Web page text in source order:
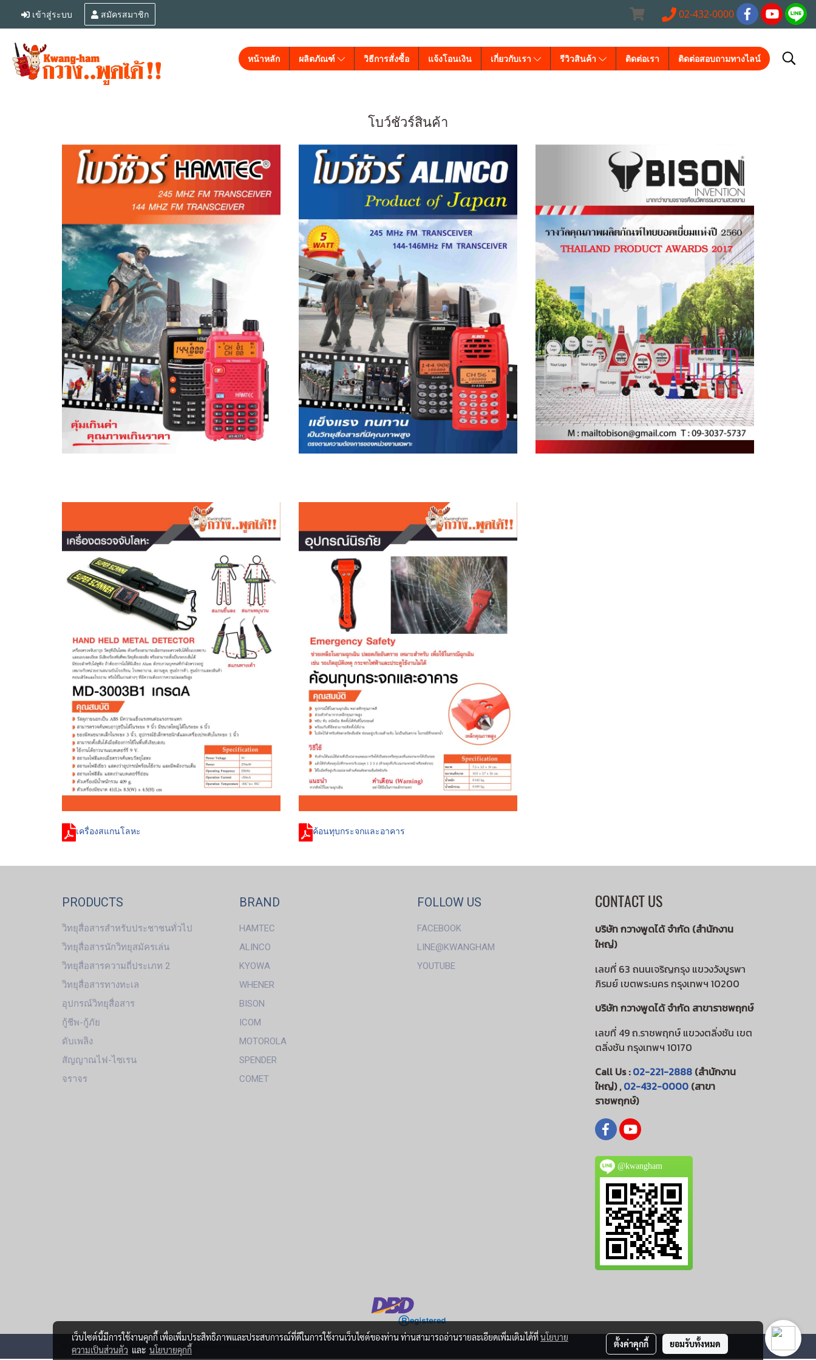
เข้าสู่ระบบ สมัครสมาชิก 02-432-0000
หน้าหลัก ผลิตภัณฑ์ วิธีการสั่งซื้อ แจ้งโอนเงิน เกี่ยวกับเรา รีวิวสินค้า ติดต่อเรา ติดต่อสอบถามทางไลน์
โบว์ชัวร์สินค้า
เครื่องสแกนโลหะ ค้อนทุบกระจกและอาคาร
PRODUCTS
วิทยุสื่อสารสำหรับประชาชนทั่วไป
วิทยุสื่อสารนักวิทยุสมัครเล่น
วิทยุสื่อสารความถี่ประเภท 2
วิทยุสื่อสารทางทะเล
อุปกรณ์วิทยุสื่อสาร
กู้ชีพ-กู้ภัย
ดับเพลิง
สัญญาณไฟ-ไซเรน
จราจร
BRAND
HAMTEC
ALINCO
KYOWA
WHENER
BISON
ICOM
MOTOROLA
SPENDER
COMET
FOLLOW US
FACEBOOK
LINE@KWANGHAM
YOUTUBE
CONTACT US
บริษัท กวางพูดได้ จำกัด (สำนักงาน
ใหญ่)
เลขที่ 63 ถนนเจริญกรุง แขวงวังบูรพา
ภิรมย์ เขตพระนคร กรุงเทพฯ 10200
บริษัท กวางพูดได้ จำกัด สาขาราชพฤกษ์
เลขที่ 49 ถ.ราชพฤกษ์ แขวงตลิ่งชัน เขต
ตลิ่งชัน กรุงเทพฯ 10170
Call Us :02-221-2888(สำนักงาน
ใหญ่) ,02-432-0000(สาขา
ราชพฤกษ์)
@kwangham
© Copyright 2016 All Rights Reserved by makewebeasy.com
เว็บไซต์นี้มีการใช้งานคุกกี้ เพื่อเพิ่มประสิทธิภาพและประสบการณ์ที่ดีในการใช้งานเว็บไซต์ของท่าน ท่านสามารถอ่านรายละเอียดเพิ่มเติมได้ที่นโยบาย
ความเป็นส่วนตัว และ นโยบายคุกกี้
ตั้งค่าคุกกี้ ยอมรับทั้งหมด